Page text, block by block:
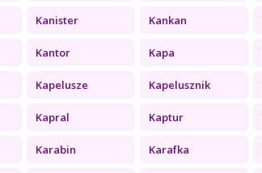
Kanister Kankan
Kantor Kapa
Kapelusze Kapelusznik
Kapral Kaptur
Karabin Karafka